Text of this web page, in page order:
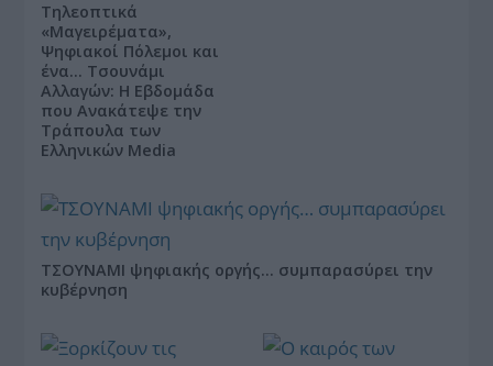
Τηλεοπτικά
«Μαγειρέματα»,
Ψηφιακοί Πόλεμοι και
ένα… Τσουνάμι
Αλλαγών: Η Εβδομάδα
που Ανακάτεψε την
Τράπουλα των
Ελληνικών Media
ΤΣΟΥΝΑΜΙ ψηφιακής οργής… συμπαρασύρει την
κυβέρνηση